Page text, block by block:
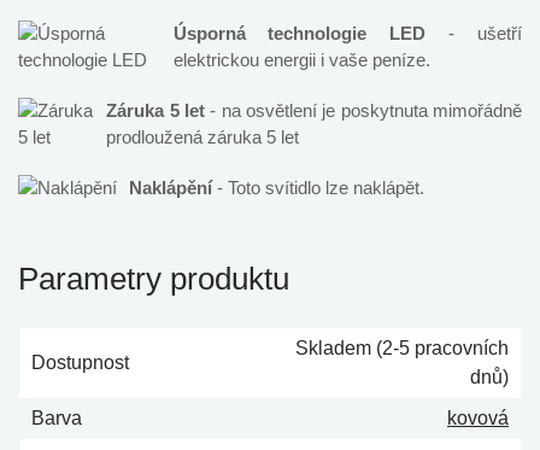
Úsporná technologie LED - ušetří
elektrickou energii i vaše peníze.
Záruka 5 let - na osvětlení je poskytnuta mimořádně
prodloužená záruka 5 let
Naklápění- Toto svítidlo lze naklápět.
Parametry produktu
Dostupnost
Skladem (2-5 pracovních
dnů)
Barva
kovová